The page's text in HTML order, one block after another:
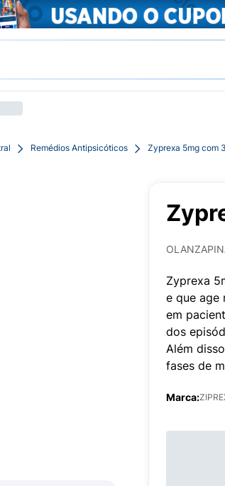
Remédios Antipsicóticos Zyprexa 5mg com
Zyprexa
e que age
em
dos
Além
fases de
Marca: